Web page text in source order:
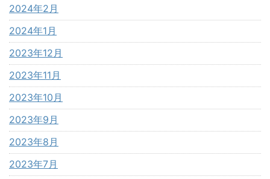
2024年2月
2024年1月
2023年12月
2023年11月
2023年10月
2023年9月
2023年8月
2023年7月